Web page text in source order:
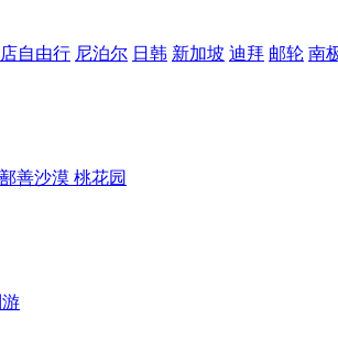
自由行 尼泊尔 日韩 新加坡 迪拜 邮轮 南
善沙漠 桃花园